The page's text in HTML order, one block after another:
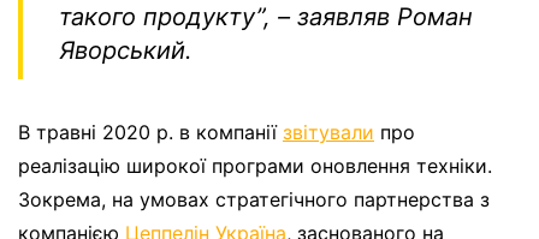
такого продукту”, – заявляв Роман
Яворський.
В травні 2020 р. в компанії звітували про
реалізацію широкої програми оновлення техніки.
Зокрема, на умовах стратегічного партнерства з
компанією Цеппелін Україна, заснованого на